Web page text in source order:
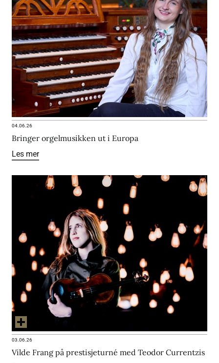
04.06.26
Bringer orgelmusikken ut i Europa
Les mer
03.06.26
Vilde Frang på prestisjeturné med Teodor Currentzis